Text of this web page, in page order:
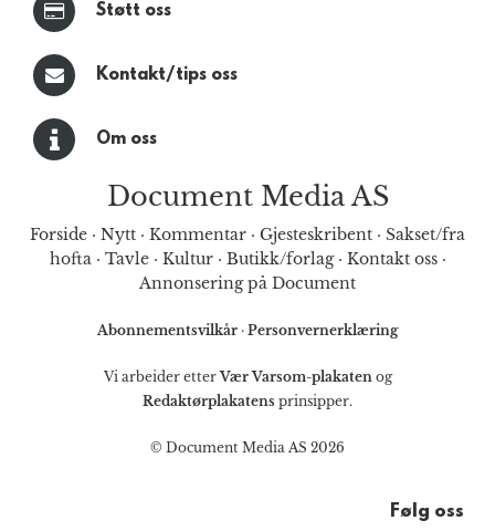
Støtt oss
Kontakt/tips oss
Om oss
Document Media AS
Forside · Nytt · Kommentar · Gjesteskribent · Sakset/fra
hofta· Tavle· Kultur· Butikk/forlag· Kontakt oss·
Annonsering på Document
Abonnementsvilkår · Personvernerklæring
Vi arbeider etterVær Varsom-plakatenog
Redaktørplakatens prinsipper.
© Document Media AS 2026
Følg oss